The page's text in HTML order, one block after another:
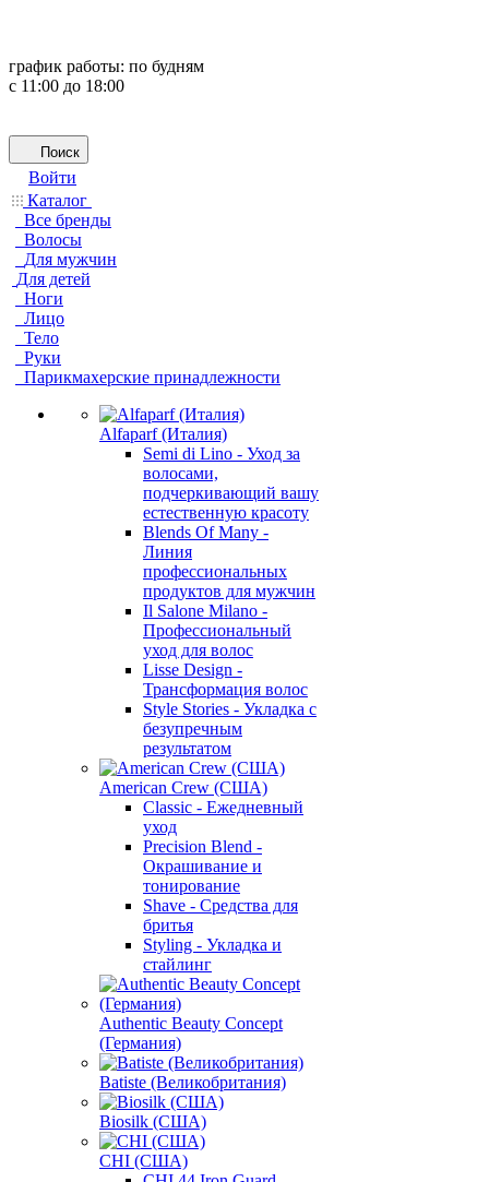
график работы: по будням
с 11:00 до 18:00
Поиск
Войти
Каталог
Все бренды
Волосы
Для мужчин
Для детей
Ноги
Лицо
Тело
Руки
Парикмахерские принадлежности
Alfaparf (Италия)
Semi di Lino - Уход за
волосами,
подчеркивающий вашу
естественную красоту
Blends Of Many -
Линия
профессиональных
продуктов для мужчин
Il Salone Milano -
Профессиональный
уход для волос
Lisse Design -
Трансформация волос
Style Stories - Укладка с
безупречным
результатом
American Crew (США)
Classic - Ежедневный
уход
Precision Blend -
Окрашивание и
тонирование
Shave - Средства для
бритья
Styling - Укладка и
стайлинг
Authentic Beauty Concept
(Германия)
Batiste (Великобритания)
Biosilk (США)
CHI (США)